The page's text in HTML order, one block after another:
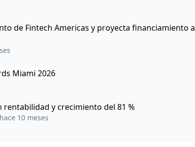
de Fintech Americas y proyecta financiamiento a
Miami 2026
y crecimiento del 81 %
hace 10 meses